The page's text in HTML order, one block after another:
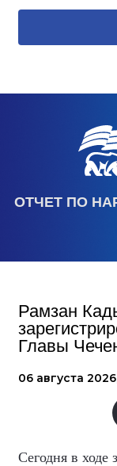
ОТЧЕТ ПО
Рамзан
Главы
06 августа
Сегодня в ходе